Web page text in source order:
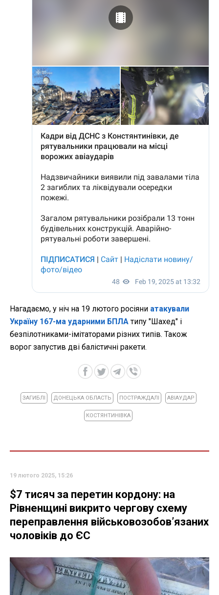
Нагадаємо, у ніч на 19 лютого росіяни атакували
Україну 167-ма ударними БПЛАтипу "Шахед" і
безпілотниками-імітаторами різних типів. Також
ворог запустив дві балістичні ракети.
ЗАГИБЛІ ДОНЕЦЬКА ОБЛАСТЬ ПОСТРАЖДАЛІ АВІАУДАР
КОСТЯНТИНІВКА
19 лютого 2025, 15:26
$7 тисяч за перетин кордону: на
Рівненщині викрито чергову схему
переправлення військовозобов’язаних
чоловіків до ЄС